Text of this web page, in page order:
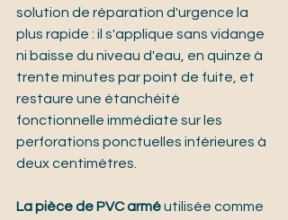
solution de réparation d'urgence la
plus rapide : il s'applique sans vidange
ni baisse du niveau d'eau, en quinze à
trente minutes par point de fuite, et
restaure une étanchéité
fonctionnelle immédiate sur les
perforations ponctuelles inférieures à
deux centimètres.
La pièce de PVC armé utilisée comme